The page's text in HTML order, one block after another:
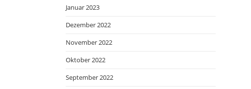
Januar 2023
Dezember 2022
November 2022
Oktober 2022
September 2022